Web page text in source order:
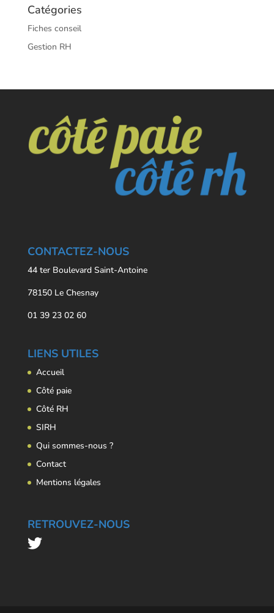
Catégories
Fiches conseil
Gestion RH
CONTACTEZ-NOUS
44 ter Boulevard Saint-Antoine
78150 Le Chesnay
01 39 23 02 60
LIENS UTILES
Accueil
Côté paie
Côté RH
SIRH
Qui sommes-nous ?
Contact
Mentions légales
RETROUVEZ-NOUS